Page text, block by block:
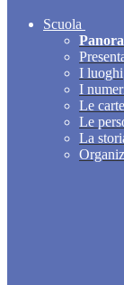
Scuola
I luoghi
I
Le
Le
La